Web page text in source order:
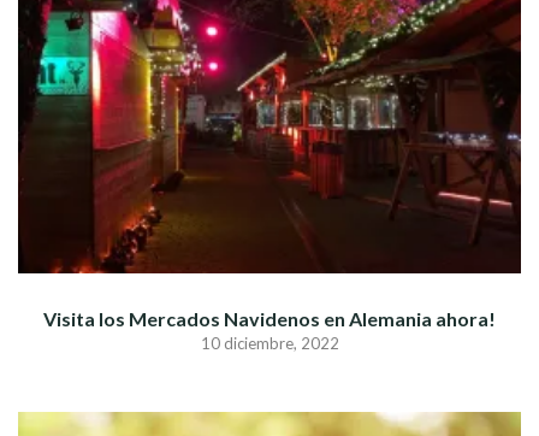
Visita los Mercados Navidenos en Alemania ahora!
10 diciembre, 2022